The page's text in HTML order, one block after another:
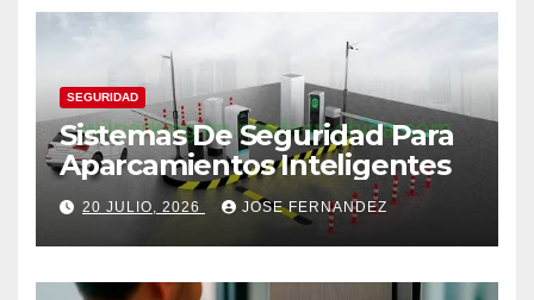
SEGURIDAD
Sistemas De Seguridad Para
Aparcamientos Inteligentes
20 JULIO, 2026 JOSE FERNANDEZ